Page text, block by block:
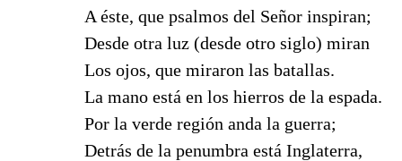
A éste, que psalmos del Señor inspiran;
Desde otra luz (desde otro siglo) miran
Los ojos, que miraron las batallas.
La mano está en los hierros de la espada.
Por la verde región anda la guerra;
Detrás de la penumbra está Inglaterra,